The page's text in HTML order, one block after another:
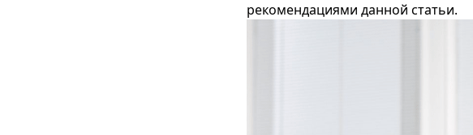
рекомендациями данной статьи.